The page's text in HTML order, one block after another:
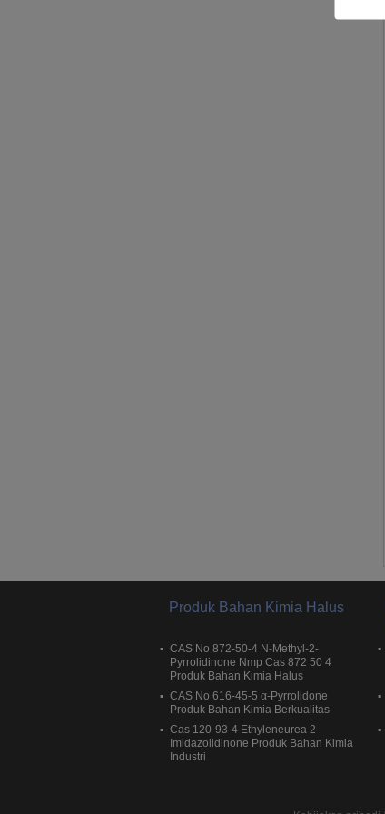
Produk Bahan Kimia Halus
CAS No 872-50-4 N-Methyl-2-
Pyrrolidinone Nmp Cas 872 50 4
Produk Bahan Kimia Halus
CAS No 616-45-5 α-Pyrrolidone
Produk Bahan Kimia Berkualitas
Cas 120-93-4 Ethyleneurea 2-
Imidazolidinone Produk Bahan Kimia
Industri